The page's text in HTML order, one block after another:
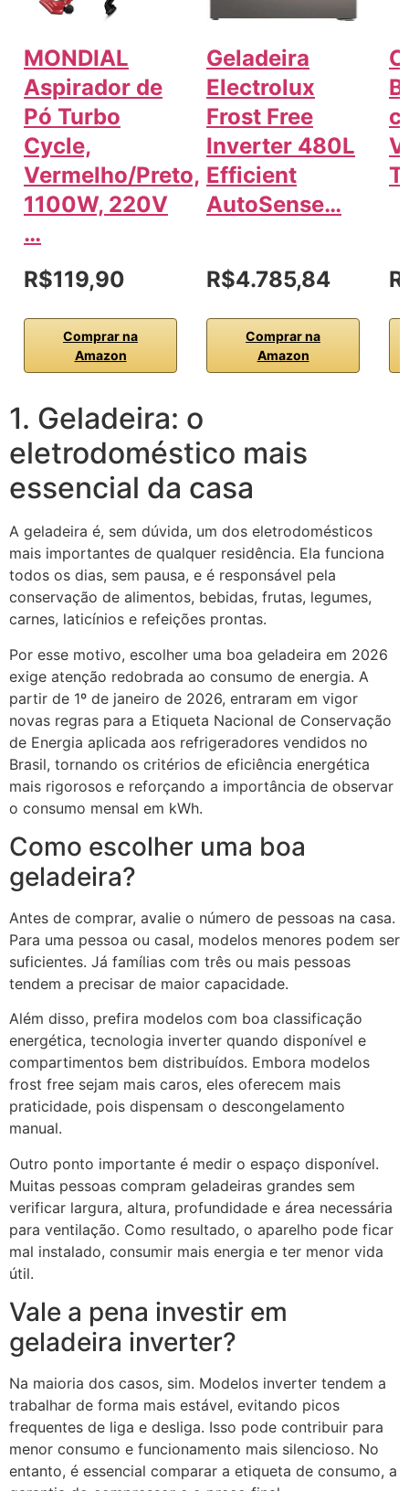
MONDIAL
Aspirador de
Pó Turbo
Cycle,
Vermelho/Preto,
1100W, 220V
…
R$119,90
Comprar na
Amazon
Geladeira
Electrolux
Frost Free
Inverter 480L
Efficient
AutoSense…
R$4.785,84
Comprar na
Amazon
1. Geladeira: o
eletrodoméstico mais
essencial da casa
A geladeira é, sem dúvida, um dos eletrodomésticos
mais importantes de qualquer residência. Ela funciona
todos os dias, sem pausa, e é responsável pela
conservação de alimentos, bebidas, frutas, legumes,
carnes, laticínios e refeições prontas.
Por esse motivo, escolher uma boa geladeira em 2026
exige atenção redobrada ao consumo de energia. A
partir de 1º de janeiro de 2026, entraram em vigor
novas regras para a Etiqueta Nacional de Conservação
de Energia aplicada aos refrigeradores vendidos no
Brasil, tornando os critérios de eficiência energética
mais rigorosos e reforçando a importância de observar
o consumo mensal em kWh.
Como escolher uma boa
geladeira?
Antes de comprar, avalie o número de pessoas na casa.
Para uma pessoa ou casal, modelos menores podem ser
suficientes. Já famílias com três ou mais pessoas
tendem a precisar de maior capacidade.
Além disso, prefira modelos com boa classificação
energética, tecnologia inverter quando disponível e
compartimentos bem distribuídos. Embora modelos
frost free sejam mais caros, eles oferecem mais
praticidade, pois dispensam o descongelamento
manual.
Outro ponto importante é medir o espaço disponível.
Muitas pessoas compram geladeiras grandes sem
verificar largura, altura, profundidade e área necessária
para ventilação. Como resultado, o aparelho pode ficar
mal instalado, consumir mais energia e ter menor vida
útil.
Vale a pena investir em
geladeira inverter?
Na maioria dos casos, sim. Modelos inverter tendem a
trabalhar de forma mais estável, evitando picos
frequentes de liga e desliga. Isso pode contribuir para
menor consumo e funcionamento mais silencioso. No
entanto, é essencial comparar a etiqueta de consumo, a